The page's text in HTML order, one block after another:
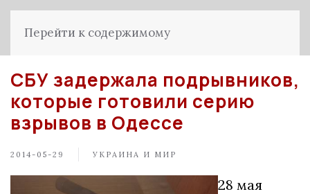
Перейти к содержимому
СБУ задержала подрывников,
которые готовили серию
взрывов в Одессе
2014-05-29 УКРАИНА И МИР
28 мая